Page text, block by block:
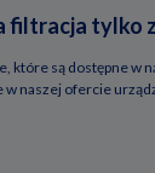
filtracja tylko
które są dostępne
naszej ofercie